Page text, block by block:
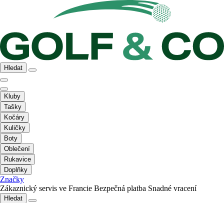
Hledat
Kluby
Tašky
Kočáry
Kuličky
Boty
Oblečení
Rukavice
Doplňky
Značky
Zákaznický servis ve Francie Bezpečná platba Snadné vracení
Hledat